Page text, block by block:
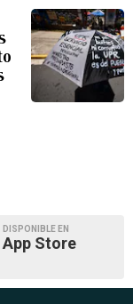
DISPONIBLE EN
App Store